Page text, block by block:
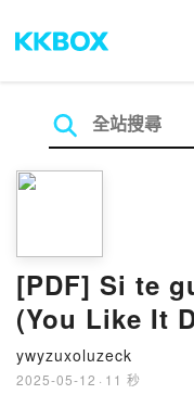
[PDF] Si te
(You Like It
King
ywyzuxoluzeck
2025-05-12 · 11 秒